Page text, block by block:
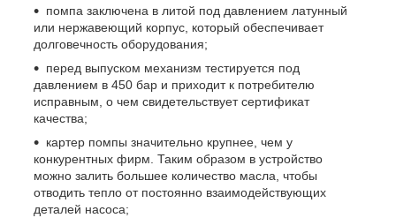
помпа заключена в литой под давлением латунный
или нержавеющий корпус, который обеспечивает
долговечность оборудования;
перед выпуском механизм тестируется под
давлением в 450 бар и приходит к потребителю
исправным, о чем свидетельствует сертификат
качества;
картер помпы значительно крупнее, чем у
конкурентных фирм. Таким образом в устройство
можно залить большее количество масла, чтобы
отводить тепло от постоянно взаимодействующих
деталей насоса;